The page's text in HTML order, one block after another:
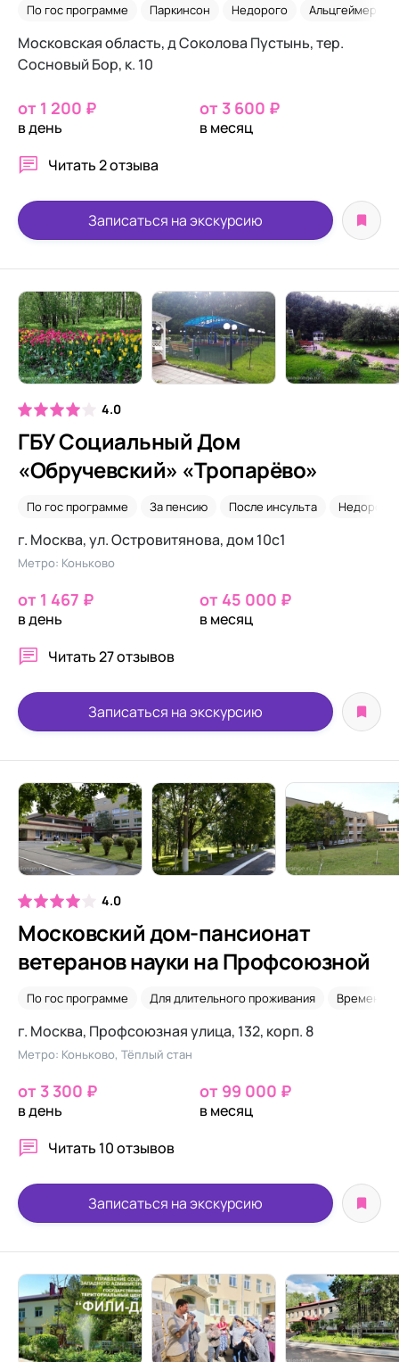
По гос программе Паркинсон Недорого Альцгеймер
Московская область, д Соколова Пустынь, тер.
Сосновый Бор, к. 10
от 1 200 ₽
в день
от 3 600 ₽
в месяц
Читать2 отзыва
Записаться на экскурсию
4.0
ГБУ Социальный Дом
«Обручевский» «Тропарёво»
По гос программе За пенсию После инсульта Недорого
г. Москва, ул. Островитянова, дом 10с1
Метро: Коньково
от 1 467 ₽
в день
от 45 000 ₽
в месяц
Читать27 отзывов
Записаться на экскурсию
4.0
Московский дом-пансионат
ветеранов науки на Профсоюзной
По гос программе Для длительного проживания
г. Москва, Профсоюзная улица, 132, корп. 8
Метро: Коньково, Тёплый стан
от 3 300 ₽
в день
от 99 000 ₽
в месяц
Читать 10 отзывов
Записаться на экскурсию